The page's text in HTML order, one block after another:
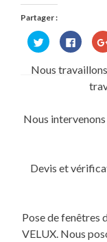
Partager :
Cliquez
pour
partager
Twitter(ouvre
Cliquez
pour
sur
dans
une
Nous
Nous
Devis et
Pose de fenêtres
VELUX. Nous